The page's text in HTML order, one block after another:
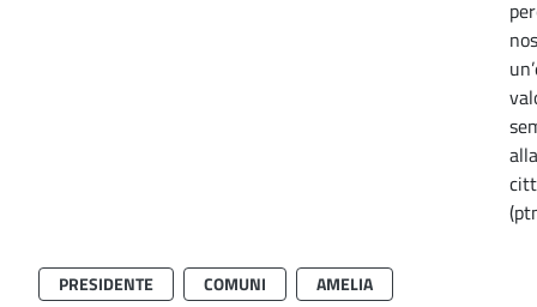
PRESIDENTE COMUNI AMELIA